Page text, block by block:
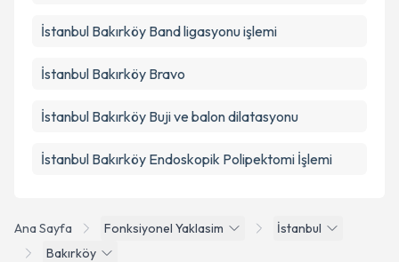
Ana Sayfa Fonksiyonel Yaklasim
İstanbul
Bakırköy
İstanbul Bakırköy Band ligasyonu işlemi
İstanbul Bakırköy Bravo
İstanbul Bakırköy Buji ve balon dilatasyonu
İstanbul Bakırköy Endoskopik Polipektomi İşlemi